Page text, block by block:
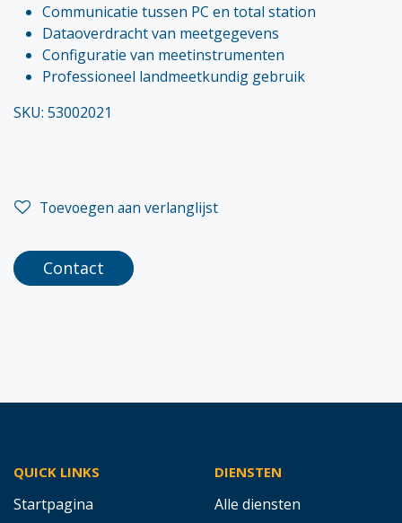
Communicatie tussen PC en total station
Dataoverdracht van meetgegevens
Configuratie van meetinstrumenten
Professioneel landmeetkundig gebruik
SKU: 53002021
Toevoegen aan verlanglijst
Contact
QUICK LINKS
Startpagina
DIENSTEN
Alle diensten